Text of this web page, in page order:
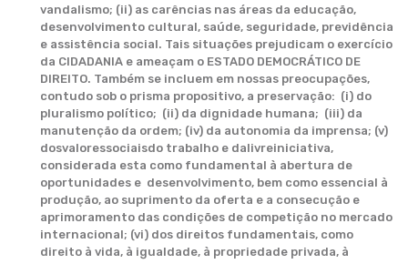
vandalismo; (ii) as carências nas áreas da educação,
desenvolvimento cultural, saúde, seguridade, previdência
e assistência social. Tais situações prejudicam o exercício
da CIDADANIA e ameaçam o ESTADO DEMOCRÁTICO DE
DIREITO. Também se incluem em nossas preocupações,
contudo sob o prisma propositivo, a preservação: (i) do
pluralismo político; (ii) da dignidade humana; (iii) da
manutenção da ordem; (iv) da autonomia da imprensa; (v)
dosvaloressociaisdo trabalho e dalivreiniciativa,
considerada esta como fundamental à abertura de
oportunidades e desenvolvimento, bem como essencial à
produção, ao suprimento da oferta e a consecução e
aprimoramento das condições de competição no mercado
internacional; (vi) dos direitos fundamentais, como
direito à vida, à igualdade, à propriedade privada, à